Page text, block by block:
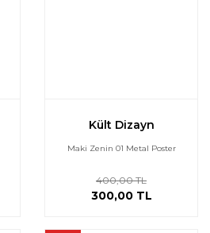
Kült Dizayn
Maki Zenin 01 Metal Poster
400,00 TL
300,00 TL